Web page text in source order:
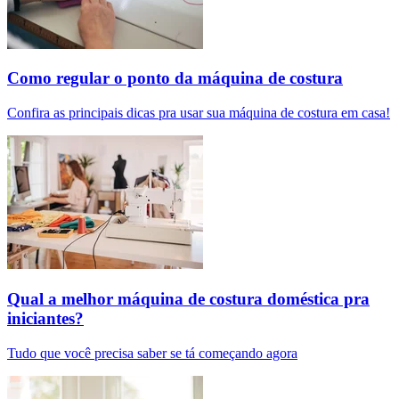
Como regular o ponto da máquina de costura
Confira as principais dicas pra usar sua máquina de costura em casa!
Qual a melhor máquina de costura doméstica pra
iniciantes?
Tudo que você precisa saber se tá começando agora